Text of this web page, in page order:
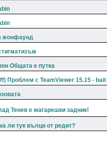
жонфаунд
Общата е путка
Проблем с TeamViewer 15.15 -
Тенев е магарешки задник!
ли тук вълци от редит?